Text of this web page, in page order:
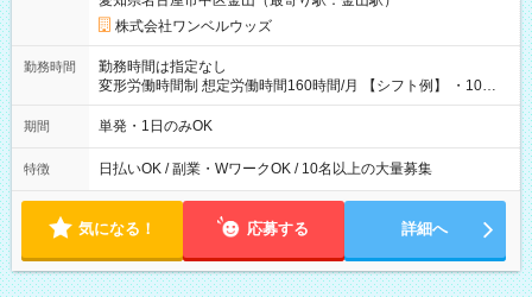
株式会社ワンベルウッズ
勤務時間
勤務時間は指定なし
変形労働時間制 想定労働時間160時間/月 【シフト例】 ・10：
00～20：00
期間 単発・1日のみOK
特徴 日払いOK / 副業・WワークOK / 10名以上の大量募集
気になる！ 応募する 詳細へ